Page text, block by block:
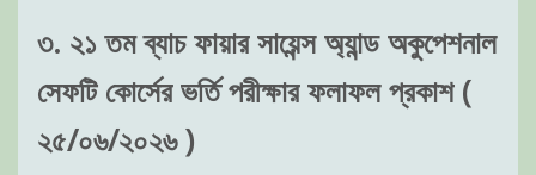
৩. ২১ তম ব্যাচ ফায়ার সায়েন্স অ্যান্ড অকুপেশনাল
সেফটি কোর্সের ভর্তি পরীক্ষার ফলাফল প্রকাশ (
২৫/০৬/২০২৬ )